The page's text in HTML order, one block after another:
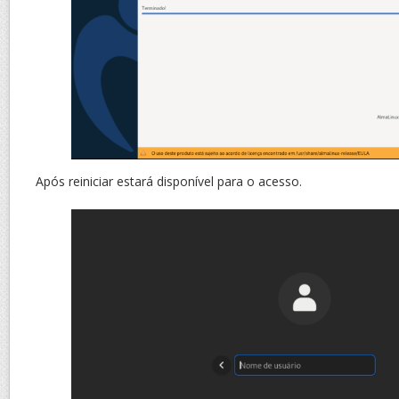
Após reiniciar estará disponível para o acesso.